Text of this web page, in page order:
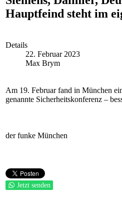
Hauptfeind steht im
Details
22. Februar 2023
Max Brym
Am 19. Februar fand in München
genannte Sicherheitskonferenz –
der funke München
Jetzt senden